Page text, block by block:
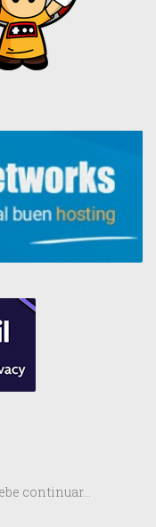
continuar…